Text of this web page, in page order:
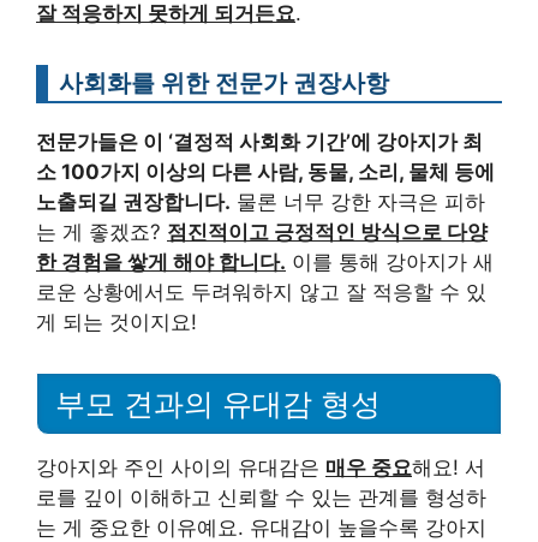
잘 적응하지 못하게 되거든요.
사회화를 위한 전문가 권장사항
전문가들은 이 ‘결정적 사회화 기간’에 강아지가 최
소 100가지 이상의 다른 사람, 동물, 소리, 물체 등에
노출되길 권장합니다. 물론 너무 강한 자극은 피하
는 게 좋겠죠? 점진적이고 긍정적인 방식으로 다양
한 경험을 쌓게 해야 합니다. 이를 통해 강아지가 새
로운 상황에서도 두려워하지 않고 잘 적응할 수 있
게 되는 것이지요!
부모 견과의 유대감 형성
강아지와 주인 사이의 유대감은 매우 중요해요! 서
로를 깊이 이해하고 신뢰할 수 있는 관계를 형성하
는 게 중요한 이유예요. 유대감이 높을수록 강아지